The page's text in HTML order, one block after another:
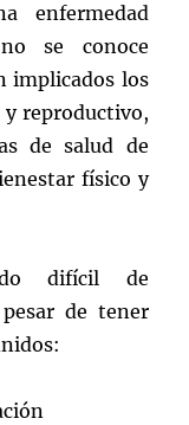
enfermedad
se conoce
implicados los
reproductivo,
de salud de
físico y
difícil de
de tener